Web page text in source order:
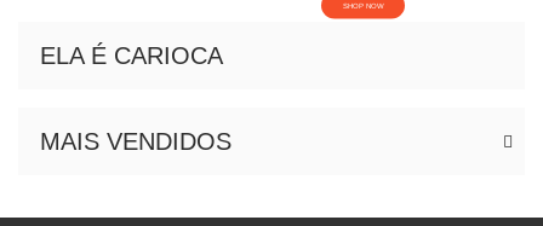
ELA É CARIOCA
MAIS VENDIDOS
SHOP NOW